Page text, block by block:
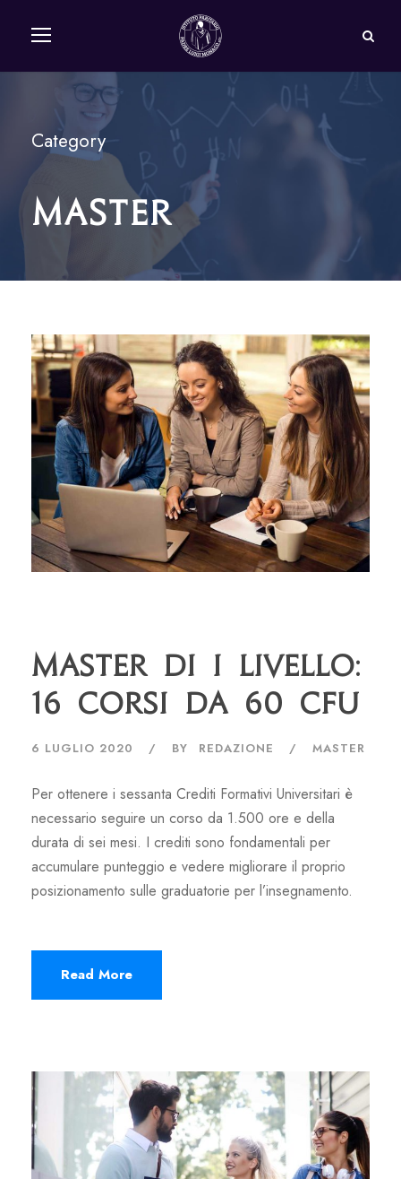
Category
Master
Master di I livello:
16 corsi da 60 CFU
6 LUGLIO 2020 BY REDAZIONE MASTER
Per ottenere i sessanta Crediti Formativi Universitari è
necessario seguire un corso da 1.500 ore e della
durata di sei mesi. I crediti sono fondamentali per
accumulare punteggio e vedere migliorare il proprio
posizionamento sulle graduatorie per l’insegnamento.
Read More